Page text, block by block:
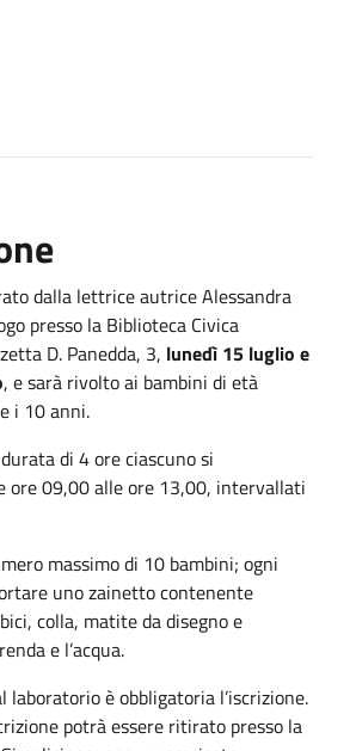
dalla lettrice autrice Alessandra
presso la Biblioteca Civica
D. Panedda, 3, lunedì 15 luglio e
, e sarà rivolto ai bambini di età
i 10 anni.
di 4 ore ciascuno si
ore 09,00 alle ore 13,00, intervallati
massimo di 10 bambini; ogni
uno zainetto contenente
colla, matite da disegno e
e l’acqua.
laboratorio è obbligatoria l’iscrizione.
potrà essere ritirato presso la